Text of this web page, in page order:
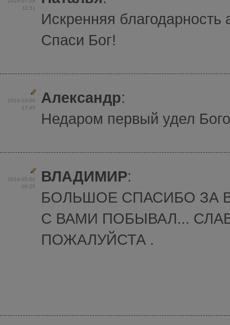
11:31
Искренняя благодарность
Спаси Бог!
2014-10-06
17:45
Александр:
Недаром первый удел
2014-05-06
00:25
ВЛАДИМИР:
БОЛЬШОЕ СПАСИБО ЗА
С ВАМИ ПОБЫВАЛ...
ПОЖАЛУЙСТА .